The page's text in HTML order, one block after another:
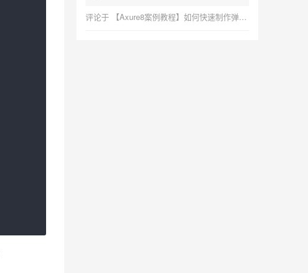
评论于 【Axure8案例教程】如何快速制作弹出框，简单易学